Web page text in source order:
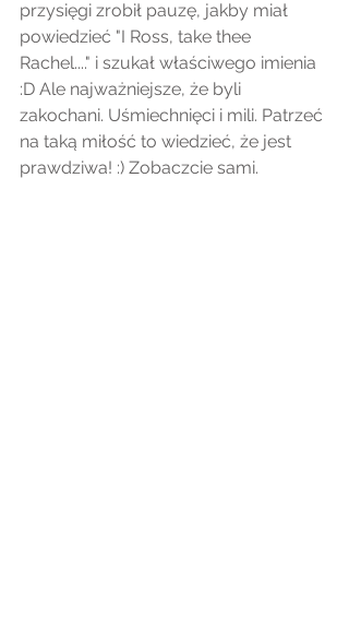
przysięgi zrobił pauzę, jakby miał
powiedzieć "I Ross, take thee
Rachel...." i szukał właściwego imienia
:D Ale najważniejsze, że byli
zakochani. Uśmiechnięci i mili. Patrzeć
na taką miłość to wiedzieć, że jest
prawdziwa! :) Zobaczcie sami.